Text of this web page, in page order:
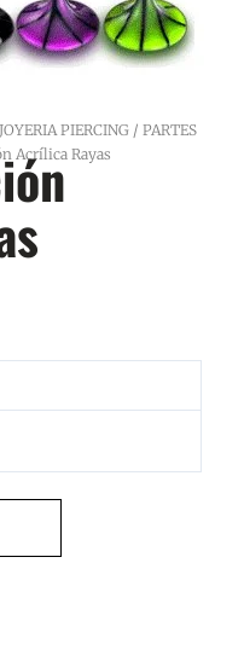
JOYERIA PIERCING / PARTES
Acrílica Rayas